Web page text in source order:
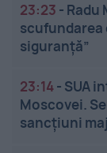
23:23 - Radu
scufundarea
siguranţă”
23:14- SUA
Moscovei.
sancțiuni